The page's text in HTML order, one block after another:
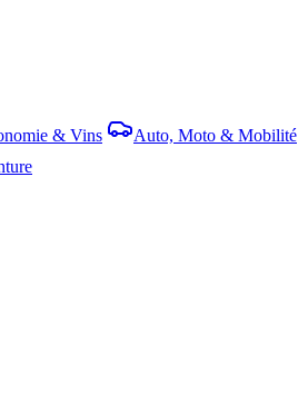
& Vins Auto, Moto & Mobilité